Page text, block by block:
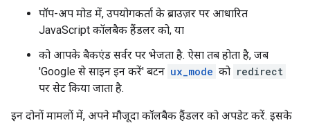
पॉप-अप मोड में, उपयोगकर्ता के ब्राउज़र पर आधारित
JavaScript कॉलबैक हैंडलर को, या
को आपके बैकएंड सर्वर पर भेजता है. ऐसा तब होता है, जब
'Google से साइन इन करें' बटन ux_mode को redirect
पर सेट किया जाता है.
इन दोनों मामलों में, अपने मौजूदा कॉलबैक हैंडलर को अपडेट करें. इसके